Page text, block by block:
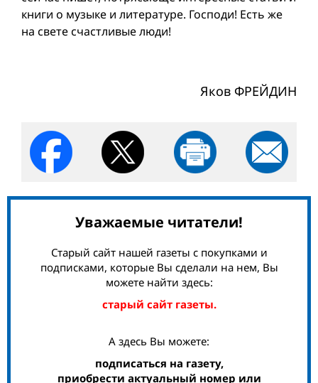
книги о музыке и литературе. Господи! Есть же
на свете счастливые люди!
Яков ФРЕЙДИН
Уважаемые читатели!
Старый сайт нашей газеты с покупками и
подписками, которые Вы сделали на нем, Вы
можете найти здесь:
старый сайт газеты.
А здесь Вы можете:
подписаться на газету,
приобрести актуальный номер или